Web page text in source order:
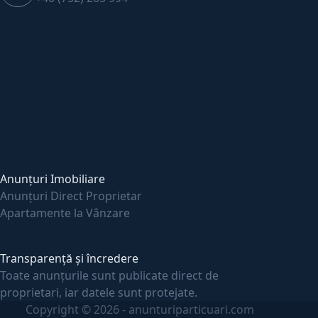
Anunțuri Imobiliare
Anunțuri Direct Proprietar
Apartamente la Vânzare
Transparență și încredere
Toate anunțurile sunt publicate direct de
proprietari, iar datele sunt protejate.
Copyright © 2026 - anunturiparticuari.com